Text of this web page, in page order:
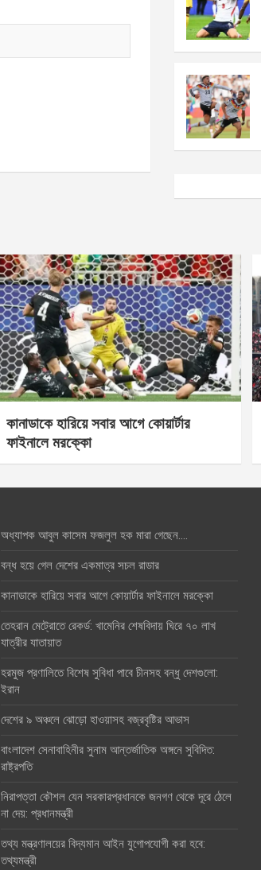
কানাডাকে হারিয়ে সবার আগে কোয়ার্টার
ফাইনালে মরক্কো
অধ্যাপক আবুল কাসেম ফজলুল হক মারা গেছেন….
বন্ধ হয়ে গেল দেশের একমাত্র সচল রাডার
কানাডাকে হারিয়ে সবার আগে কোয়ার্টার ফাইনালে মরক্কো
তেহরান মেট্রোতে রেকর্ড: খামেনির শেষবিদায় ঘিরে ৭০ লাখ
যাত্রীর যাতায়াত
হরমুজ প্রণালিতে বিশেষ সুবিধা পাবে চীনসহ বন্ধু দেশগুলো:
ইরান
দেশের ৯ অঞ্চলে ঝোড়ো হাওয়াসহ বজ্রবৃষ্টির আভাস
বাংলাদেশ সেনাবাহিনীর সুনাম আন্তর্জাতিক অঙ্গনে সুবিদিত:
রাষ্ট্রপতি
নিরাপত্তা কৌশল যেন সরকারপ্রধানকে জনগণ থেকে দূরে ঠেলে
না দেয়: প্রধানমন্ত্রী
তথ্য মন্ত্রণালয়ের বিদ্যমান আইন যুগোপযোগী করা হবে:
তথ্যমন্ত্রী